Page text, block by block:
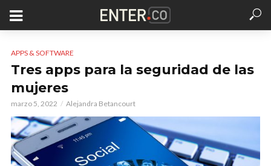
APPS & SOFTWARE
Tres apps para la seguridad de las
mujeres
marzo 5, 2022 Alejandra Betancourt